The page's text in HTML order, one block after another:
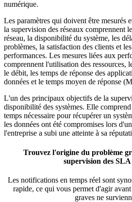
numérique.
Les paramètres qui doivent être mesurés
la supervision des réseaux comprennent
réseau, la disponibilité du système, les
problèmes, la satisfaction des clients et
performances. Les mesures liées aux
comprennent l'utilisation des ressources,
le débit, les temps de réponse des
données et le temps moyen de réponse
L'un des principaux objectifs de la
disponibilité des systèmes. Elle
temps nécessaire pour récupérer un
les données ont été compromises lors
l'entreprise a subi une atteinte à sa
Trouvez l'origine du problème
supervision des
Les notifications en temps réel sont
rapide, ce qui vous permet d'agir
graves ne